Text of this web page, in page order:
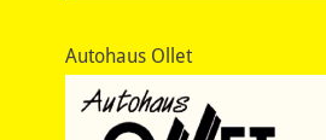
Autohaus Ollet